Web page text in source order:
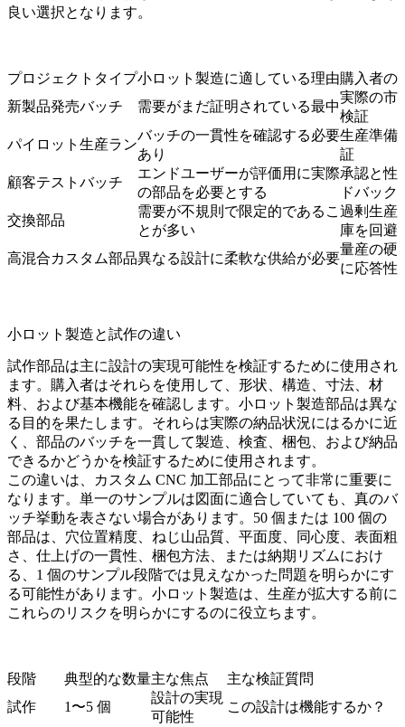
良い選択となります。
プロジェクトタイプ小ロット製造に適している理由購入者の
新製品発売バッチ
需要がまだ証明されている最中
実際の市
検証
パイロット生産ラン
バッチの一貫性を確認する必要
あり
生産準備
証
顧客テストバッチ
エンドユーザーが評価用に実際
の部品を必要とする
承認と性
ドバック
交換部品
需要が不規則で限定的であるこ
とが多い
過剰生産
庫を回避
高混合カスタム部品異なる設計に柔軟な供給が必要
量産の硬
に応答性
小ロット製造と試作の違い
試作部品は主に設計の実現可能性を検証するために使用され
ます。購入者はそれらを使用して、形状、構造、寸法、材
料、および基本機能を確認します。小ロット製造部品は異な
る目的を果たします。それらは実際の納品状況にはるかに近
く、部品のバッチを一貫して製造、検査、梱包、および納品
できるかどうかを検証するために使用されます。
この違いは、カスタム CNC 加工部品にとって非常に重要に
なります。単一のサンプルは図面に適合していても、真のバ
ッチ挙動を表さない場合があります。50 個または 100 個の
部品は、穴位置精度、ねじ山品質、平面度、同心度、表面粗
さ、仕上げの一貫性、梱包方法、または納期リズムにおけ
る、1 個のサンプル段階では見えなかった問題を明らかにす
る可能性があります。小ロット製造は、生産が拡大する前に
これらのリスクを明らかにするのに役立ちます。
段階 典型的な数量主な焦点
主な検証質問
試作
1〜5 個
設計の実現
可能性
この設計は機能するか？